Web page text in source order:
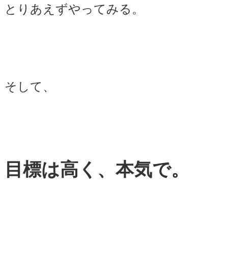
とりあえずやってみる。
そして、
目標は高く、本気で。